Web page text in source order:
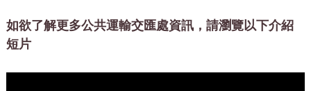
如欲了解更多公共運輸交匯處資訊，請瀏覽以下介紹
短片